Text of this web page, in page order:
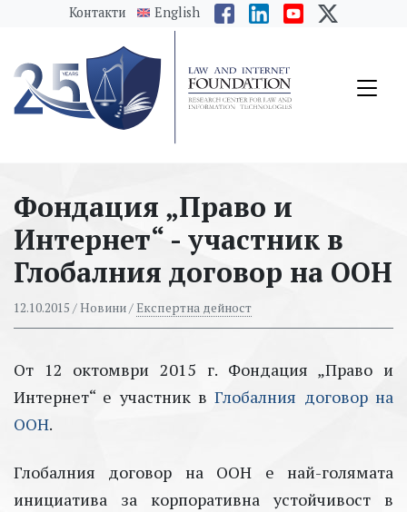
messages.Skip to main content
Контакти English
Фондация „Право и
Интернет“ - участник в
Глобалния договор на ООН
12.10.2015 / Новини /Експертна дейност
От 12 октомври 2015 г. Фондация „Право и
Интернет“ е участник вГлобалния договор на
ООН.
Глобалния договор на ООН е най-голямата
инициатива за корпоративна устойчивост в